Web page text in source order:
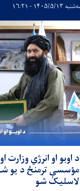
۱۴۰۵/۵/۱۳ - ۱۶:۲۱
د اوبو او انرژي
مؤسسې ترمنځ د یو
لاسلیک شو